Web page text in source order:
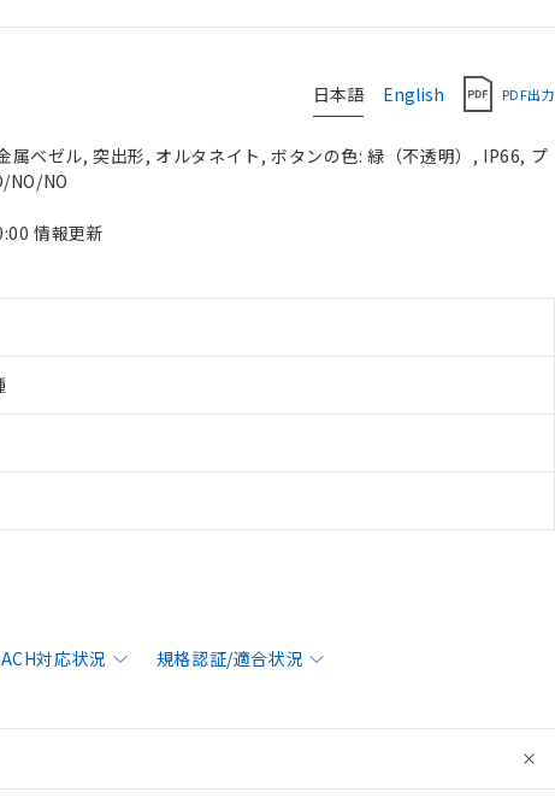
日本語 English PDF出力
ベゼル, 突出形, オルタネイト, ボタンの色: 緑（不透明）, IP66, プ
NO/NO
情報更新
対応状況 規格認証/適合状況